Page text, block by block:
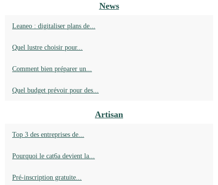
News
Leaneo : digitaliser plans de...
Quel lustre choisir pour...
Comment bien préparer un...
Quel budget prévoir pour des...
Artisan
Top 3 des entreprises de...
Pourquoi le cat6a devient la...
Pré‑inscription gratuite...